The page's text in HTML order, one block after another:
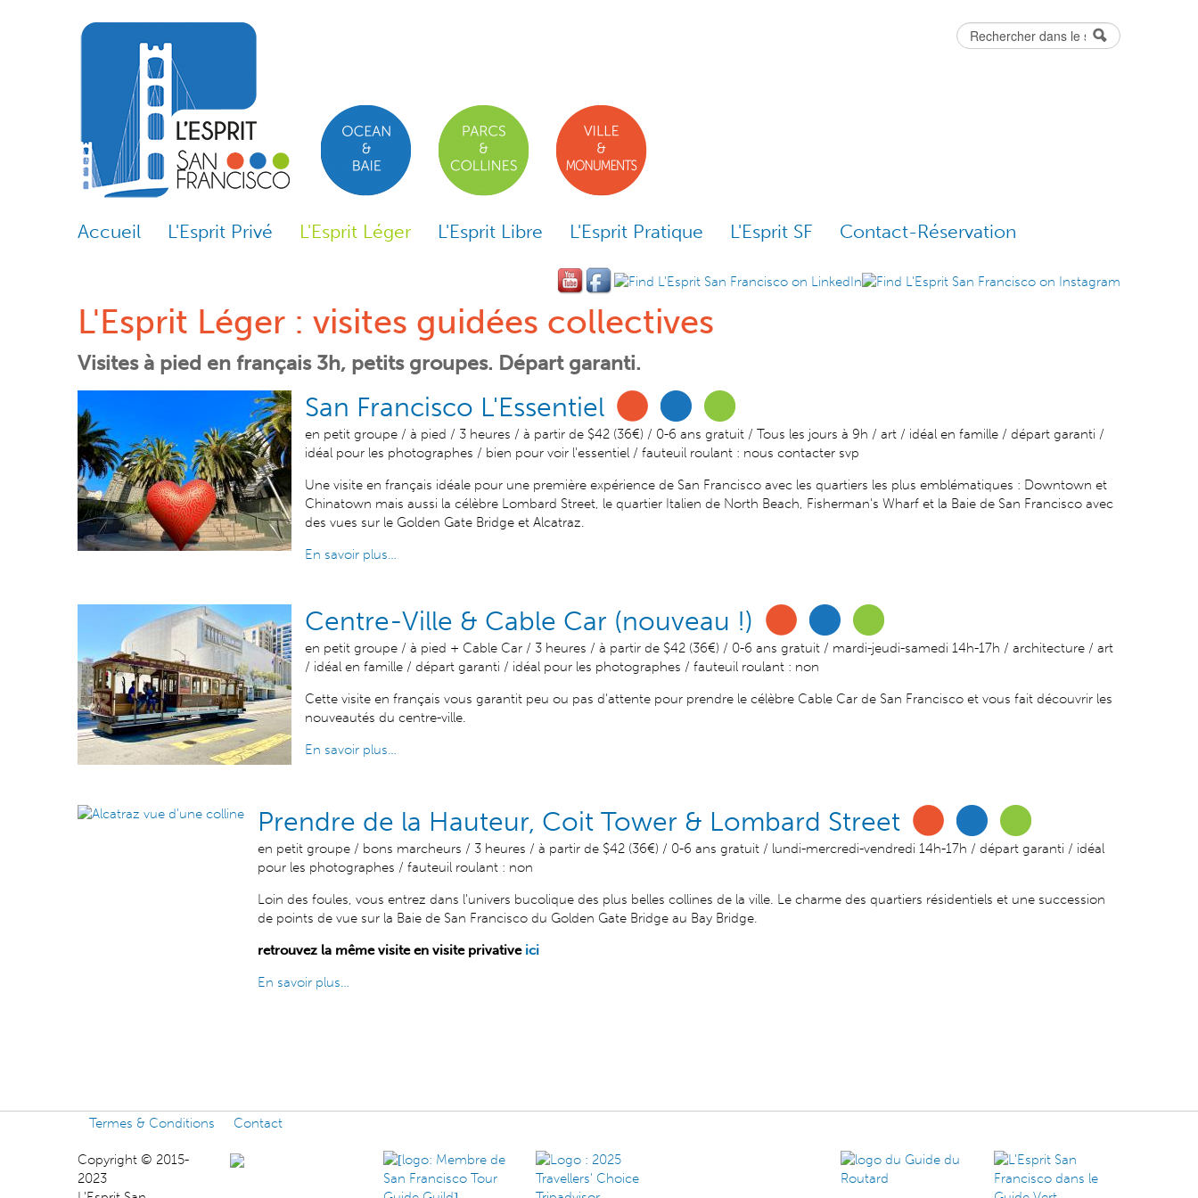
Skip to content
Skip to navigation Rechercher
Accueil L'Esprit Privé L'Esprit Léger L'Esprit Libre L'Esprit Pratique L'Esprit SF Contact-Réservation
L'Esprit Léger : visites guidées collectives
Visites à pied en français 3h, petits groupes. Départ garanti.
San Francisco L'Essentiel
en petit groupe / à pied / 3 heures / à partir de $42 (36€) / 0-6 ans gratuit / Tous les jours à 9h / art / idéal en famille / départ garanti /
idéal pour les photographes / bien pour voir l'essentiel / fauteuil roulant : nous contacter svp
Une visite en français idéale pour une première expérience de San Francisco avec les quartiers les plus emblématiques : Downtown et
Chinatown mais aussi la célèbre Lombard Street, le quartier Italien de North Beach, Fisherman's Wharf et la Baie de San Francisco avec
des vues sur le Golden Gate Bridge et Alcatraz.
En savoir plus…
Centre-Ville & Cable Car (nouveau !)
en petit groupe / à pied + Cable Car / 3 heures / à partir de $42 (36€) / 0-6 ans gratuit / mardi-jeudi-samedi 14h-17h / architecture / art
/ idéal en famille / départ garanti / idéal pour les photographes / fauteuil roulant : non
Cette visite en français vous garantit peu ou pas d'attente pour prendre le célèbre Cable Car de San Francisco et vous fait découvrir les
nouveautés du centre-ville.
En savoir plus…
Prendre de la Hauteur, Coit Tower & Lombard Street
en petit groupe / bons marcheurs / 3 heures / à partir de $42 (36€) / 0-6 ans gratuit / lundi-mercredi-vendredi 14h-17h / départ garanti / idéal
pour les photographes / fauteuil roulant : non
Loin des foules, vous entrez dans l'univers bucolique des plus belles collines de la ville. Le charme des quartiers résidentiels et une succession
de points de vue sur la Baie de San Francisco du Golden Gate Bridge au Bay Bridge.
retrouvez la même visite en visite privative ici
En savoir plus…
Termes & Conditions Contact
Copyright © 2015-
2023